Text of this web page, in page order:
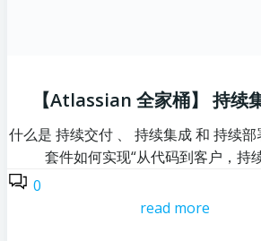
【Atlassian 全家桶】 持续
什么是 持续交付 、 持续集成 和 持续
套件如何实现“从代码到客户，持
0
read more